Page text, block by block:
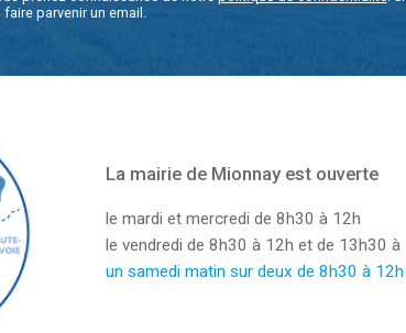
parvenir un email.
La mairie de Mionnay est ouverte
le mardi et mercredi de 8h30 à 12h
le vendredi de 8h30 à 12h et de 13h30 à
un samedi matin sur deux de 8h30 à 12h